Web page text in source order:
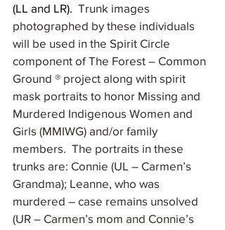
(LL and LR).
Trunk images
photographed by these individuals
will be used in the Spirit Circle
component of The Forest – Common
Ground ® project along with spirit
mask portraits to honor Missing and
Murdered Indigenous Women and
Girls (MMIWG) and/or family
members.  The portraits in these
trunks are: Connie (UL – Carmen’s
Grandma); Leanne, who was
murdered – case remains unsolved
(UR – Carmen’s mom and Connie’s